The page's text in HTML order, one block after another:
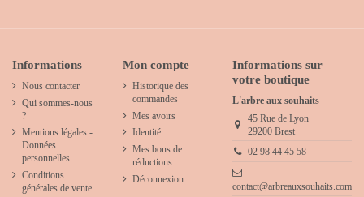
Informations
Nous contacter
Qui sommes-nous
?
Mentions légales -
Données
personnelles
Conditions
générales de vente
Mon compte
Historique des
commandes
Mes avoirs
Identité
Mes bons de
réductions
Déconnexion
Informations sur
votre boutique
L'arbre aux souhaits
45 Rue de Lyon
29200 Brest
02 98 44 45 58
contact@arbreauxsouhaits.com